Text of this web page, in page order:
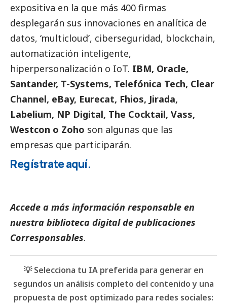
expositiva en la que más 400 firmas
desplegarán sus innovaciones en analítica de
datos, ‘multicloud’, ciberseguridad, blockchain,
automatización inteligente,
hiperpersonalización o IoT. IBM, Oracle,
Santander, T-Systems, Telefónica Tech, Clear
Channel, eBay, Eurecat, Fhios, Jirada,
Labelium, NP Digital, The Cocktail, Vass,
Westcon o Zoho son algunas que las
empresas que participarán.
Regístrateaquí.
Accede a más información responsable en
nuestra biblioteca digital de publicaciones
Corresponsables.
💡 Selecciona tu IA preferida para generar en
segundos un análisis completo del contenido y una
propuesta de post optimizado para redes sociales: